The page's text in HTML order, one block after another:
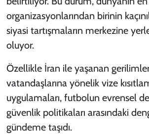
organizasyonlarından birinin
siyasi tartışmaların merkezine
oluyor.
Özellikle İran ile yaşanan
vatandaşlarına yönelik vize
uygulamaları, futbolun evrensel
güvenlik politikaları arasındaki
gündeme taşıdı.